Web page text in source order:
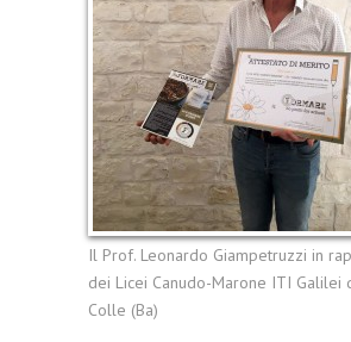
Il Prof. Leonardo Giampetruzzi in
dei Licei Canudo-Marone ITI Galilei
Colle (Ba)